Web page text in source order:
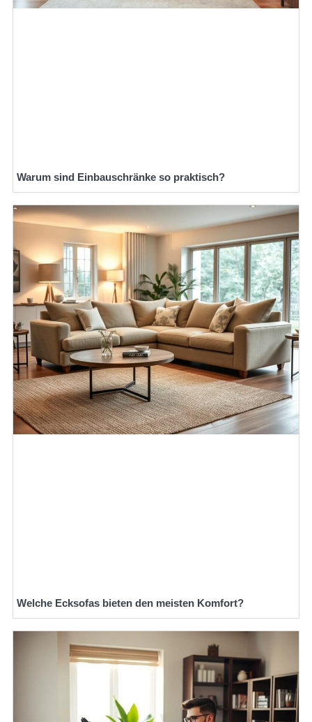
Warum sind Einbauschränke so praktisch?
Welche Ecksofas bieten den meisten Komfort?